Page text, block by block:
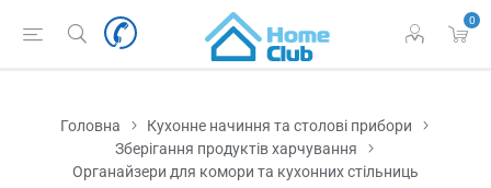
0
Наявність
Виробник
Головна
Кухонне начиння та столові прибори
Зберігання продуктів харчування
Органайзери для комори та кухонних стільниць